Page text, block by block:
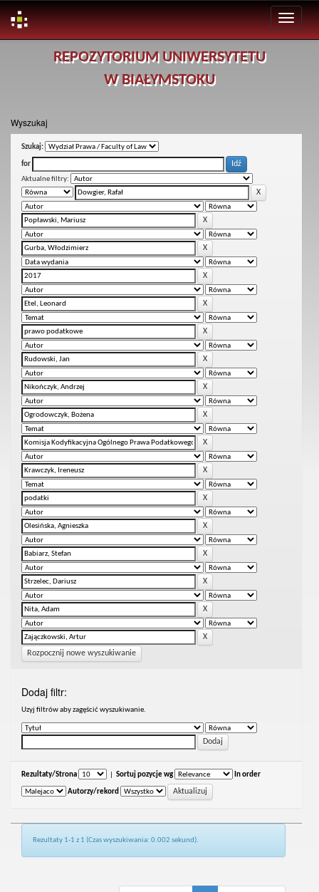
REPOZYTORIUM UNIWERSYTETU
W BIAŁYMSTOKU
Wyszukaj
Szukaj:
for
Aktualne filtry:
Rozpocznij nowe wyszukiwanie
Dodaj filtr:
Uzyj filtrów aby zagęścić wyszukiwanie.
Rezultaty/Strona Sortuj pozycje wg In order
Autorzy/rekord
Rezultaty 1-1 z 1 (Czas wyszukiwania: 0.002 sekund).